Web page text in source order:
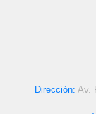
Dirección: Av.